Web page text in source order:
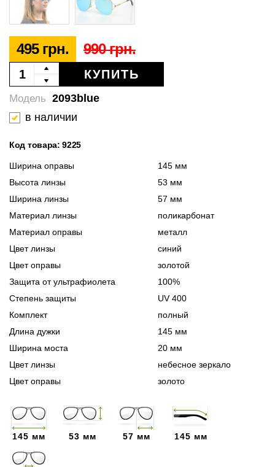
495 грн. 990 грн.
КУПИТЬ
2093blue
Модель
в наличии
Код товара: 9225
Ширина оправы
145 мм
Высота линзы
53 мм
Ширина линзы
57 мм
Материал линзы
поликарбонат
Материал оправы
металл
Цвет линзы
синий
Цвет оправы
золотой
Защита от ультрафиолета
100%
Степень защиты
UV 400
Комплект
полный
Длина дужки
145 мм
Ширина моста
20 мм
Цвет линзы
небесное зеркало
Цвет оправы
золото
145 мм 53 мм 57 мм 145 мм